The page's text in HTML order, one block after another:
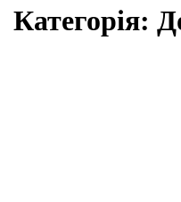
Категорія: